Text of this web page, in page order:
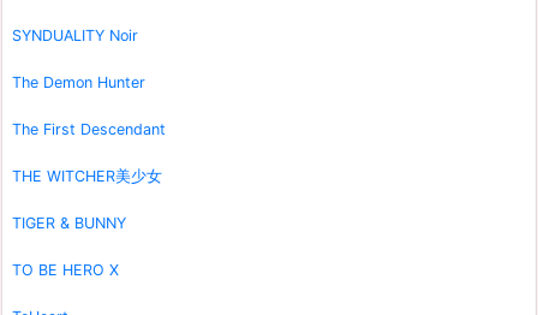
SYNDUALITY Noir
The Demon Hunter
The First Descendant
THE WITCHER美少女
TIGER & BUNNY
TO BE HERO X